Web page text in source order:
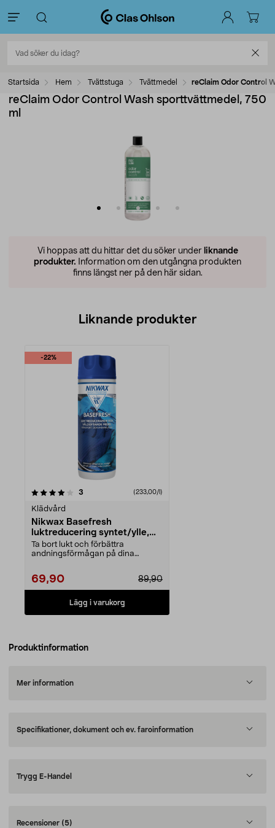
Startsida Hem Tvättstuga Tvättmedel reClaim Odor Control
reClaim Odor Control Wash sporttvättmedel, 750
ml
Vi hoppas att du hittar det du söker under liknande
produkter. Information om den utgångna produkten
finns längst ner på den här sidan.
Liknande produkter
-22%
3 (233,00/l)
Klädvård
Nikwax Basefresh
luktreducering syntet/ylle,
300 ml
Ta bort lukt och förbättra
andningsförmågan på dina
89,90
69,90
Lägg i varukorg
Produktinformation
Mer information
Specifikationer, dokument och ev. faroinformation
Trygg E-Handel
Recensioner (5)